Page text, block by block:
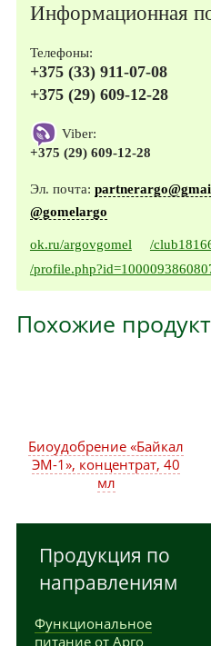
Информационная
Телефоны:
+375 (33) 911-07-08
+375 (29) 609-12-28
Viber:
+375 (29) 609-12-28
Эл. почта:
@gomelargo
ok.ru/argovgomel
/
/
Похожие
Биоудобрение «Байкал
ЭМ-1», концентрат, 40
мл
Продукция по
направлениям
Функциональное
питание от Арго